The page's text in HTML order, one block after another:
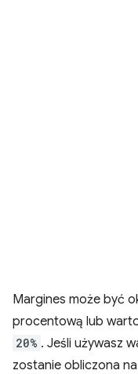
Margines może być
procentową lub
20% . Jeśli używasz
zostanie obliczona